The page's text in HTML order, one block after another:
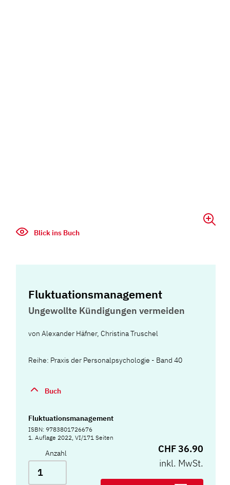
Blick ins Buch
Fluktuationsmanagement
Ungewollte Kündigungen vermeiden
vonAlexander Häfner,Christina Truschel
Reihe: Praxis der Personalpsychologie - Band 40
Buch
Fluktuationsmanagement
ISBN: 9783801726676
1. Auflage 2022, VI/171 Seiten
Anzahl
CHF 36.90
inkl. MwSt.